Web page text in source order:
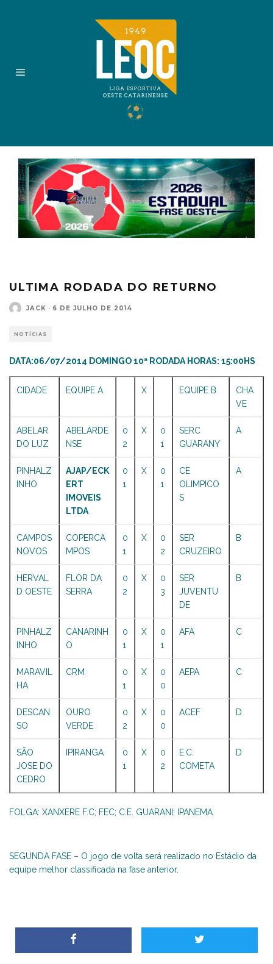
ULTIMA RODADA DO RETURNO
JACK · 6 DE JULHO DE 2014
NOTÍCIAS
DATA:06/07/2014 DOMINGO 10ª RODADA HORAS: 15:00HS
CIDADE EQUIPE A X EQUIPE B
CHA
VE
ABELAR
DO LUZ
ABELARDE
NSE
0
2
X
0
1
SERC
GUARANY
A
PINHALZ
INHO
AJAP/ECK
ERT
IMOVEIS
LTDA
0
1
X
0
1
CE
OLIMPICO
S
A
CAMPOS
NOVOS
COPERCA
MPOS
0
1
X
0
2
SER
CRUZEIRO
B
HERVAL
D OESTE
FLOR DA
SERRA
0
2
X
0
3
SER
JUVENTU
DE
B
PINHALZ
INHO
CANARINH
O
0
1
X
0
1
AFA C
MARAVIL
HA
CRM
0
1
X
0
0
AEPA C
DESCAN
SO
OURO
VERDE
0
2
X
0
0
ACEF D
SÃO
JOSE DO
CEDRO
IPIRANGA
0
1
X
0
2
E.C.
COMETA
D
FOLGA: XANXERE F.C; FEC; C.E. GUARANI; IPANEMA
SEGUNDA FASE – O jogo de volta será realizado no Estádio da
equipe melhor classificada na fase anterior.